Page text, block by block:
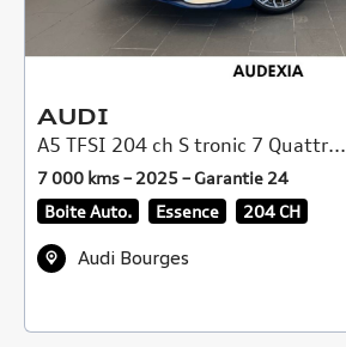
AUDI
A5 TFSI 204 ch S tronic 7 Quattr...
7 000 kms – 2025 – Garantie 24
Boite Auto.
Essence 204 CH
Audi Bourges